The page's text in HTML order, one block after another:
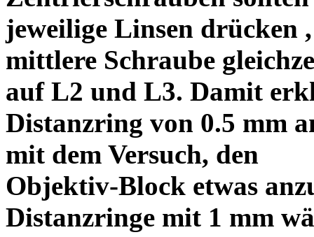
jeweilige Linsen drücken
mittlere Schraube
auf L2 und L3. Damit
Distanzring von 0.5 mm
mit dem Versuch, den
Objektiv-Block etwas
Distanzringe mit 1 mm